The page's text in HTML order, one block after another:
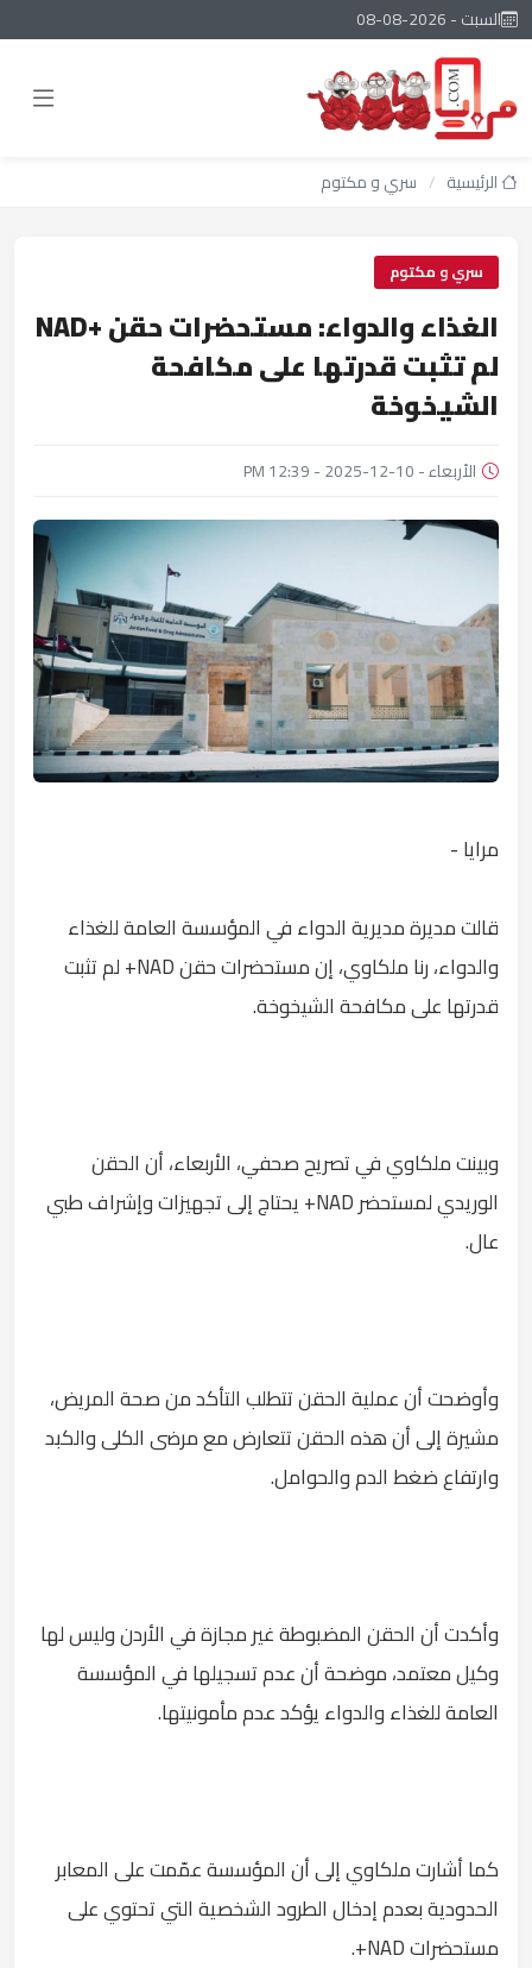
السبت - 2026-08-08
الرئيسية / سري و مكتوم
سري و مكتوم
الغذاء والدواء: مستحضرات حقن +NAD
لم تثبت قدرتها على مكافحة
الشيخوخة
الأربعاء - 10-12-2025 - 12:39 PM
مرايا -
قالت مديرة مديرية الدواء في المؤسسة العامة للغذاء
والدواء، رنا ملكاوي، إن مستحضرات حقن NAD+ لم تثبت
قدرتها على مكافحة الشيخوخة.
وبينت ملكاوي في تصريح صحفي، الأربعاء، أن الحقن
الوريدي لمستحضر NAD+ يحتاج إلى تجهيزات وإشراف طبي
عال.
وأوضحت أن عملية الحقن تتطلب التأكد من صحة المريض،
مشيرة إلى أن هذه الحقن تتعارض مع مرضى الكلى والكبد
وارتفاع ضغط الدم والحوامل.
وأكدت أن الحقن المضبوطة غير مجازة في الأردن وليس لها
وكيل معتمد، موضحة أن عدم تسجيلها في المؤسسة
العامة للغذاء والدواء يؤكد عدم مأمونيتها.
كما أشارت ملكاوي إلى أن المؤسسة عمّمت على المعابر
الحدودية بعدم إدخال الطرود الشخصية التي تحتوي على
مستحضرات NAD+.